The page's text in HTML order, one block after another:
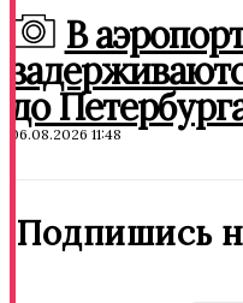
В
до
06.08.2026 11:48
Подпишись